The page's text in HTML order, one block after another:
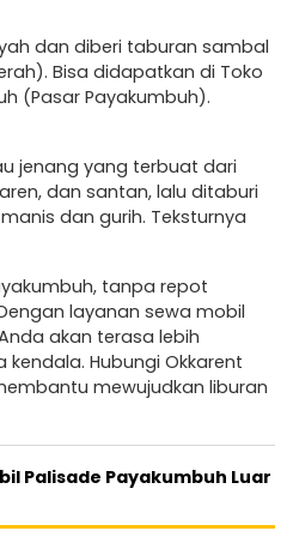
dan diberi taburan sambal
Bisa didapatkan di Toko
(Pasar Payakumbuh).
jenang yang terbuat dari
dan santan, lalu ditaburi
dan gurih. Teksturnya
tanpa repot
layanan sewa mobil
akan terasa lebih
Hubungi Okkarent
mewujudkan liburan
Palisade Payakumbuh Luar